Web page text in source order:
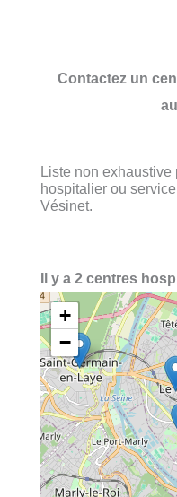
Contactez un
Liste non exhaustive
hospitalier ou
Vésinet.
Il y a 2 centres
+
−